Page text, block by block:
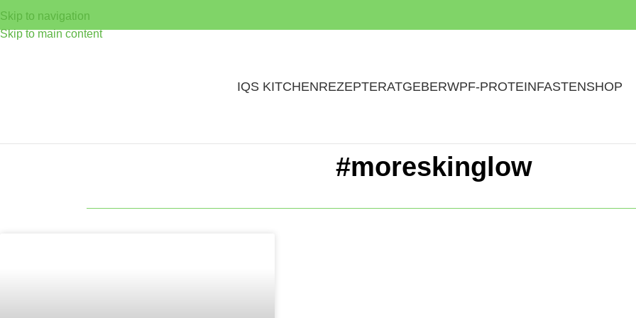
Skip to navigation
Skip to main content
IQS KITCHENREZEPTERATGEBERWPF-PROTEINFASTENSHOP
#moreskinglow